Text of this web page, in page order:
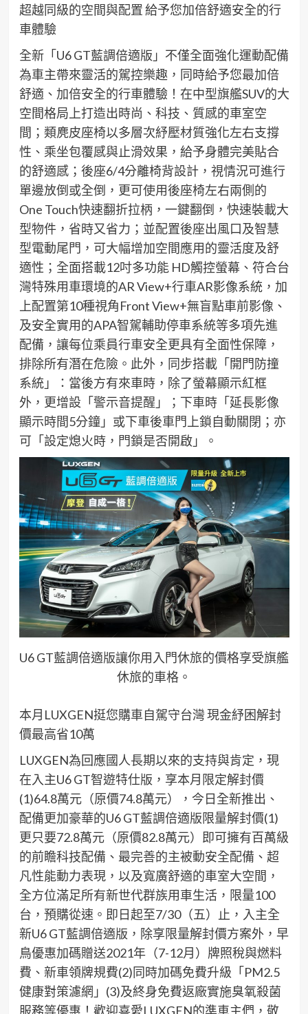
超越同級的空間與配置給予您加倍舒適安全的行
車體驗
全新「U6GT藍調倍適版 」不僅全面強化運動配備
為車主帶來靈活的駕控樂趣，同時給予您最加倍
舒適、加倍安全的行車體驗 ！ 在中型旗艦SUV的大
空間格局上打造出時尚、科技、質感的車室空
間 ； 類麂皮座椅以多層次紓壓材質強化左右支撐
性、乘坐包覆感與止滑效果 ，給予身體完美貼合
的舒適感；後座6/4分離椅背設計，視情況可進行
單邊放倒或全倒，更可使用後座椅左右兩側的
One Touch快速翻折拉柄 ， 一鍵翻倒 ，快速裝載大
型物件，省時又省力；並配置後座出風口及智慧
型電動尾門 ，可大幅增加空間應用的靈活度及舒
適性； 全面搭載12吋多功能HD觸控螢幕、符合台
灣特殊用車環境的AR View+行車AR影像系統，加
上配置第10種視角Front View+無盲點車前影像、
及安全實用的APA智駕輔助停車系統等多項先進
配備，讓每位乘員行車安全更具有全面性保障，
排除所有潛在危險。 此外， 同步搭載「開門防撞
系統」：當後方有來車時，除了螢幕顯示紅框
外，更增設「警示音提醒 」；下車時「延長影像
顯示時間5分鐘」或下車後車門上鎖自動關閉；亦
可「設定熄火時，門鎖是否開啟」。
U6 GT藍調倍適版讓你用入門休旅的價格享受旗艦
休旅的車格。
本月 LUXGEN挺您購車自駕守台灣現金紓困解封
價最高省10萬
LUXGEN為回應國人長期以來的支持與肯定， 現
在入主U6GT智遊特仕版 ，享本月限定解封價
(1)64.8萬元（原價74.8萬元） ， 今日全新推出、
配備更加豪華的U6GT藍調倍適版限量解封價(1)
更只要72.8萬元（原價82.8萬元） 即可擁有百萬級
的前瞻科技配備 、 最完善的主被動安全配備、超
凡性能動力表現，以及寬廣舒適的車室大空間 ，
全方位滿足所有新世代群族用車生活，限量100
台，預購從速 。 即日起至7/30（五）止，入主全
新U6 GT藍調倍適版 ， 除享限量解封價方案外， 早
鳥優惠加碼贈送2021年（7-12月 ） 牌照稅與燃料
費、新車領牌規費(2)同時加碼免費升級「PM2.5
健康對策濾網」 (3)及終身免費返廠實施臭氧殺菌
服務等優惠 ！ 歡迎喜愛LUXGEN的準車主們，敬